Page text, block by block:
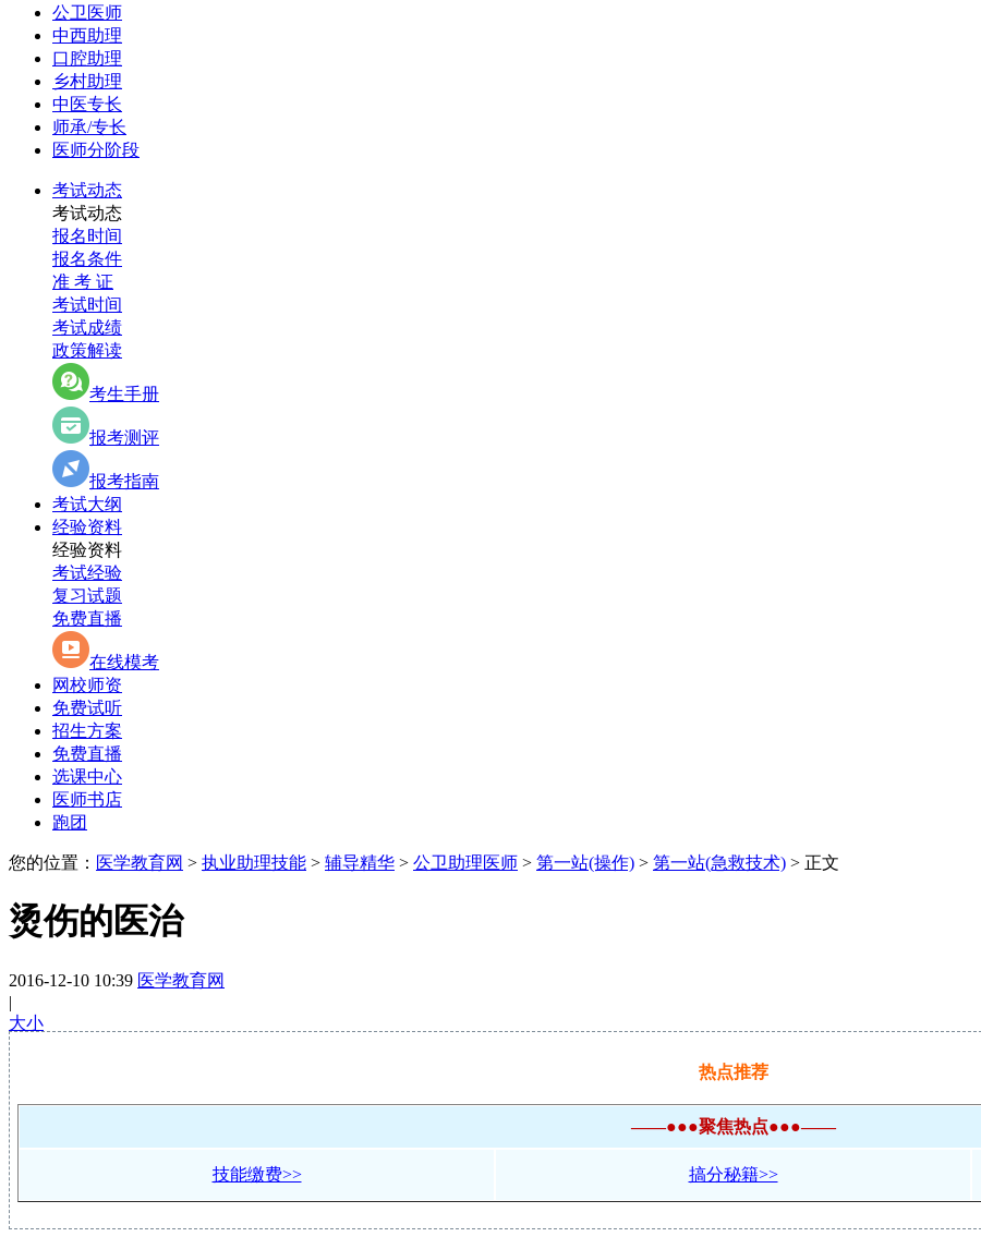
公卫医师
中西助理
口腔助理
乡村助理
中医专长
师承/专长
医师分阶段
考试动态
考试动态
报名时间
报名条件
准 考 证
考试时间
考试成绩
政策解读
考生手册
报考测评
报考指南
考试大纲
经验资料
经验资料
考试经验
复习试题
免费直播
在线模考
网校师资
免费试听
招生方案
免费直播
选课中心
医师书店
跑团
您的位置： 医学教育网 > 执业助理技能 > 辅导精华 > 公卫助理医师 > 第一站(操作) > 第一站(急救技术) > 正文
烫伤的医治
2016-12-10 10:39 医学教育网
|
大小
热点推荐
——●●●聚焦热点●●●——
技能缴费>> 搞分秘籍>>